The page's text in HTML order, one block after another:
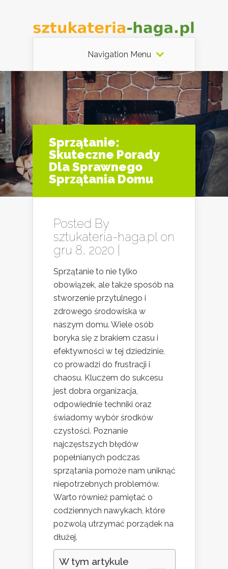
Navigation Menu
Sprzątanie:
Skuteczne Porady
Dla Sprawnego
Sprzątania Domu
Posted By
sztukateria-haga.plon
gru 8, 2020 |
Sprzątanie to nie tylko
obowiązek, ale także sposób na
stworzenie przytulnego i
zdrowego środowiska w
naszym domu. Wiele osób
boryka się z brakiem czasu i
efektywności w tej dziedzinie,
co prowadzi do frustracji i
chaosu. Kluczem do sukcesu
jest dobra organizacja,
odpowiednie techniki oraz
świadomy wybór środków
czystości. Poznanie
najczęstszych błędów
popełnianych podczas
sprzątania pomoże nam uniknąć
niepotrzebnych problemów.
Warto również pamiętać o
codziennych nawykach, które
pozwolą utrzymać porządek na
dłużej.
W tym artykule